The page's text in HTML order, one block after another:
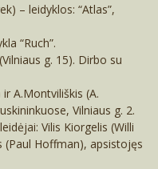
– leidyklos: “Atlas”,
“Ruch”.
g. 15). Dirbo su
ir A.Montviliškis (A.
Vilniaus g. 2.
Vilis Kiorgelis (Willi
(Paul Hoffman), apsistojęs